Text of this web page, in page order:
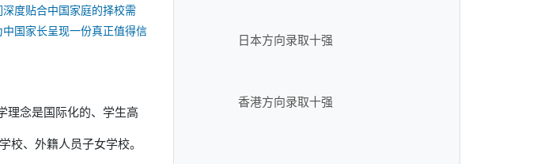
度贴合中国家庭的择校需
国家长呈现一份真正值得信
理念是国际化的、学生高
校、外籍人员子女学校。
日本方向录取十强
香港方向录取十强